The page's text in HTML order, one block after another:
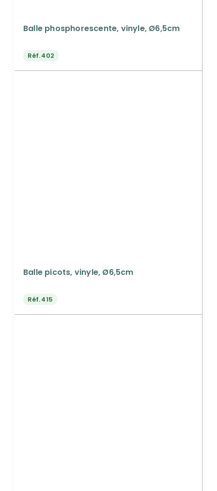
Balle phosphorescente, vinyle, Ø6,5cm
Réf.402
Balle picots, vinyle, Ø6,5cm
Réf.415